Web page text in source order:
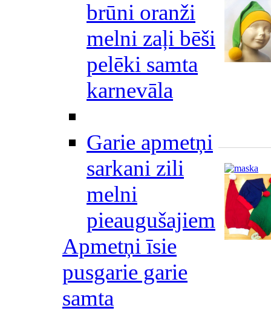
brūni oranži
melni zaļi bēši
pelēki samta
karnevāla
Garie apmetņi
sarkani zili
melni
pieaugušajiem
Apmetņi īsie
pusgarie garie
samta